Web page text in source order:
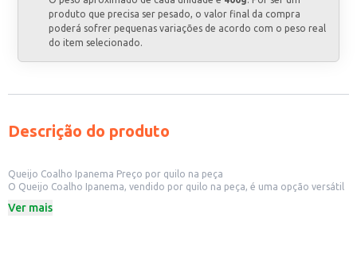
produto que precisa ser pesado, o valor final da compra
poderá sofrer pequenas variações de acordo com o peso real
do item selecionado.
Descrição do produto
Queijo Coalho Ipanema Preço por quilo na peça
O Queijo Coalho Ipanema, vendido por quilo na peça, é uma opção versátil
permite flexibilidade no atendimento a diferentes demandas, desde
Ver mais